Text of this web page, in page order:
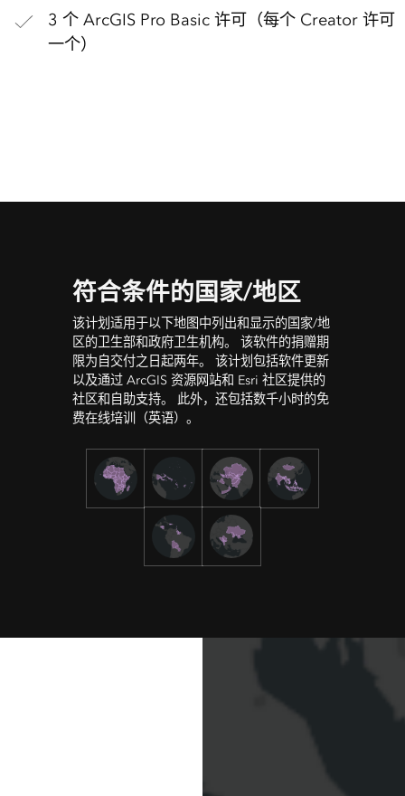
3 个 ArcGIS Pro Basic 许可（每个 Creator 许可
一个）
符合条件的国家/地区
该计划适用于以下地图中列出和显示的国家/地
区的卫生部和政府卫生机构。 该软件的捐赠期
限为自交付之日起两年。 该计划包括软件更新
以及通过 ArcGIS 资源网站和 Esri 社区提供的
社区和自助支持。 此外，还包括数千小时的免
费在线培训（英语）。